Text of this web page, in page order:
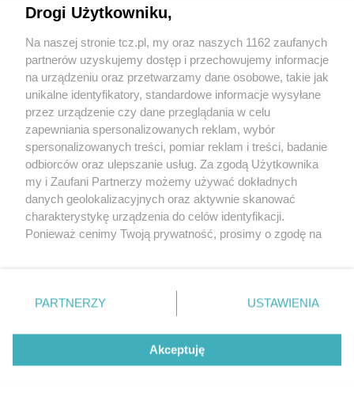
O FIRMIE POLITYKA PRYWATNOŚCI HOSTING
REKLAMA WSPÓŁPRACA RSS FACEBOOK KONTAKT
Nasze serwisy
Aktualności
Tcz24
Historia miasta
Muzyka i kultura
Archiwum wydarzeń
Zdjęcia miasta
Drogi Użytkowniku,
Na naszej stronie tcz.pl, my oraz naszych 1162 zaufanych
partnerów uzyskujemy dostęp i przechowujemy informacje
na urządzeniu oraz przetwarzamy dane osobowe, takie jak
unikalne identyfikatory, standardowe informacje wysyłane
przez urządzenie czy dane przeglądania w celu
zapewniania spersonalizowanych reklam, wybór
spersonalizowanych treści, pomiar reklam i treści, badanie
odbiorców oraz ulepszanie usług. Za zgodą Użytkownika
my i Zaufani Partnerzy możemy używać dokładnych
danych geolokalizacyjnych oraz aktywnie skanować
charakterystykę urządzenia do celów identyfikacji.
Ponieważ cenimy Twoją prywatność, prosimy o zgodę na
znajdujący się w lewym dolnym rogu strony
. Niektóre
przetwarzaniu. Preferencje będą miały zastosowania tylko
PARTNERZY USTAWIENIA
Akceptuję